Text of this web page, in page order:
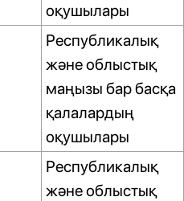
оқушылары
Республикалық
және облыстық
маңызы бар басқа
қалалардың
оқушылары
Республикалық
және облыстық